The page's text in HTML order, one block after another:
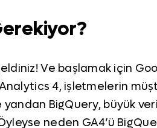
Ve başlamak için
4, işletmelerin
BigQuery, büyük
neden GA4’ü